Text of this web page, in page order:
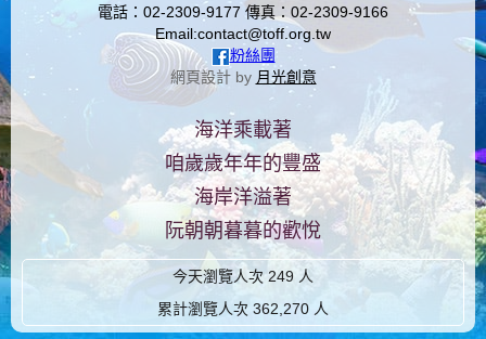
電話：02-2309-9177 傳真：02-2309-9166
Email:contact@toff.org.tw
粉絲團
網頁設計 by 月光創意
海洋乘載著
咱歲歲年年的豐盛
海岸洋溢著
阮朝朝暮暮的歡悅
今天瀏覽人次249 人
累計瀏覽人次 362,270 人